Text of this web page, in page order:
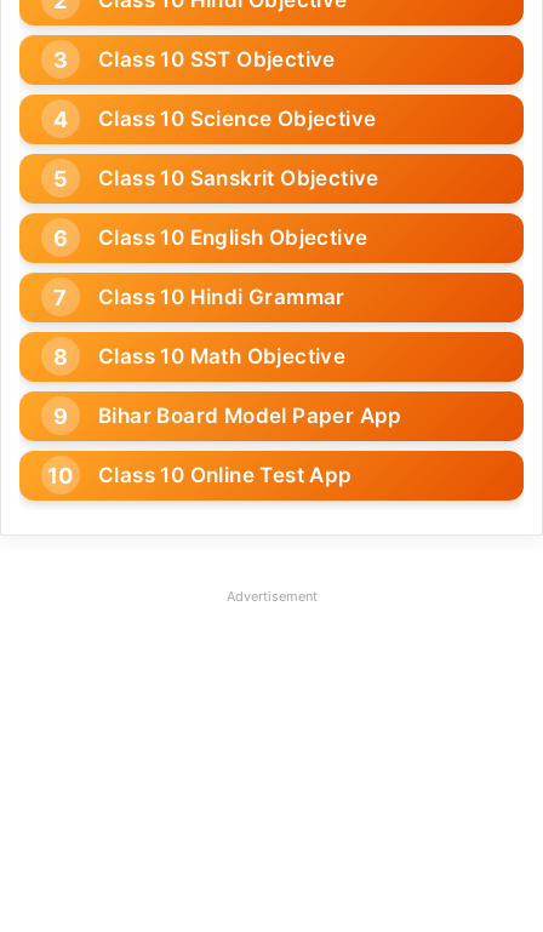
Class 10 SST Objective
Class 10 Science Objective
Class 10 Sanskrit Objective
Class 10 English Objective
Class 10 Hindi Grammar
Class 10 Math Objective
Bihar Board Model Paper App
Class 10 Online Test App
Advertisement